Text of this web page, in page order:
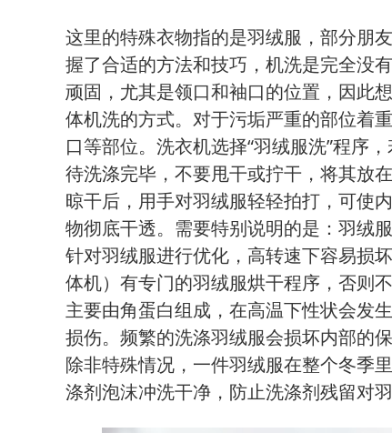
这里的特殊衣物指的是羽绒服，部分朋
握了合适的方法和技巧，机洗是完全没
顽固，尤其是领口和袖口的位置，因此
体机洗的方式。对于污垢严重的部位着
口等部位。洗衣机选择“羽绒服洗”程序
待洗涤完毕，不要甩干或拧干，将其放
晾干后，用手对羽绒服轻轻拍打，可使
物彻底干透。需要特别说明的是：羽绒
针对羽绒服进行优化，高转速下容易损
体机）有专门的羽绒服烘干程序，否则
主要由角蛋白组成，在高温下性状会发
损伤。频繁的洗涤羽绒服会损坏内部的
除非特殊情况，一件羽绒服在整个冬季
涤剂泡沫冲洗干净，防止洗涤剂残留对羽